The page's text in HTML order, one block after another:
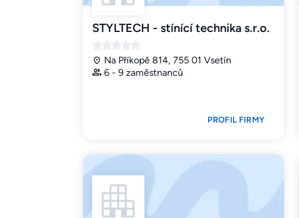
STYLTECH - stínící technika s.r.o.
Na Příkopě 814, 755 01 Vsetín
6 - 9 zaměstnanců
PROFIL FIRMY